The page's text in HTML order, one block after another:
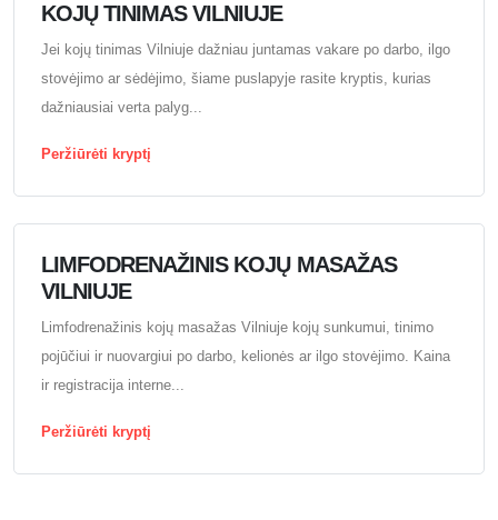
KOJŲ TINIMAS VILNIUJE
Jei kojų tinimas Vilniuje dažniau juntamas vakare po darbo, ilgo
stovėjimo ar sėdėjimo, šiame puslapyje rasite kryptis, kurias
dažniausiai verta palyg...
Peržiūrėti kryptį
LIMFODRENAŽINIS KOJŲ MASAŽAS
VILNIUJE
Limfodrenažinis kojų masažas Vilniuje kojų sunkumui, tinimo
pojūčiui ir nuovargiui po darbo, kelionės ar ilgo stovėjimo. Kaina
ir registracija interne...
Peržiūrėti kryptį